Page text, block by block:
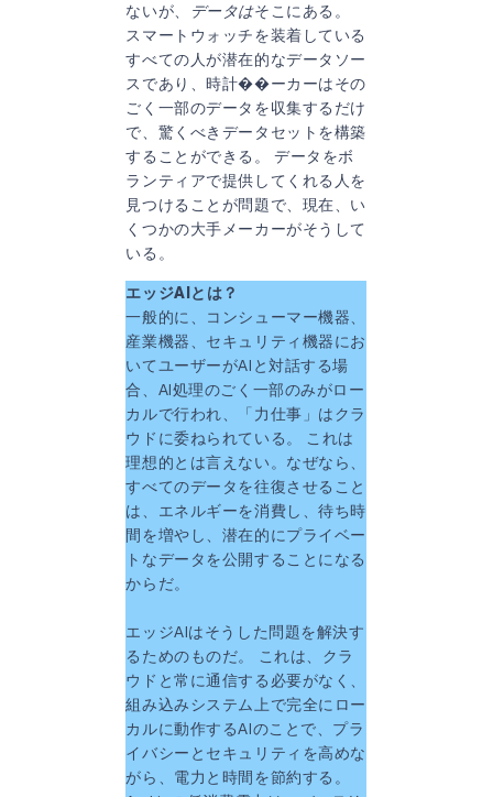
ないが、
データはそこにある。
スマートウォッチを装着している
すべての人が潜在的なデータソー
スであり、時計��ーカーはその
ごく一部のデータを収集するだけ
で、驚くべきデータセットを構築
することができる。 データをボ
ランティアで提供してくれる人を
見つけることが問題で、現在、い
くつかの大手メーカーがそうして
いる。
エッジAIとは？
一般的に、コンシューマー機器、
産業機器、セキュリティ機器にお
いてユーザーがAIと対話する場
合、AI処理のごく一部のみがロー
カルで行われ、「力仕事」はクラ
ウドに委ねられている。 これは
理想的とは言えない。なぜなら、
すべてのデータを往復させること
は、エネルギーを消費し、待ち時
間を増やし、潜在的にプライベー
トなデータを公開することになる
からだ。
エッジAIはそうした問題を解決す
るためのものだ。 これは、クラ
ウドと常に通信する必要がなく、
組み込みシステム上で完全にロー
カルに動作するAIのことで、プラ
イバシーとセキュリティを高めな
がら、電力と時間を節約する。